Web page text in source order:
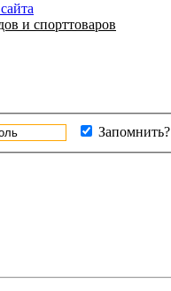
и спорттоваров
Запомнить?